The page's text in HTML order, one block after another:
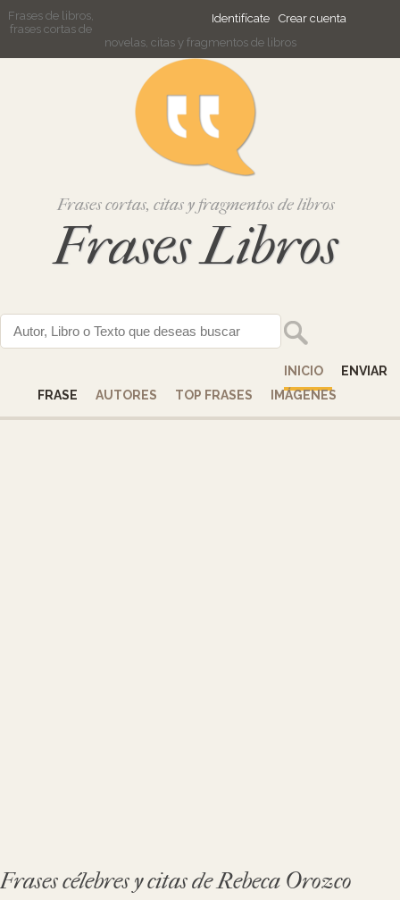
Identifícate Crear cuenta
Frases de libros,
frases cortas de
novelas, citas y fragmentos de libros
Frases cortas, citas y fragmentos de libros
Frases Libros
INICIO
ENVIAR
FRASE
AUTORES TOP FRASES IMÁGENES
Frases célebres y citas de Rebeca Orozco